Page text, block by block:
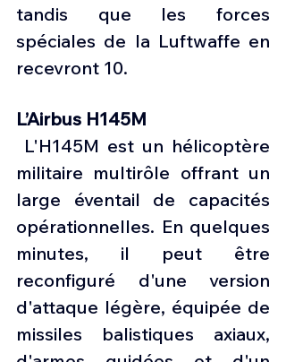
tandis que les forces
spéciales de la Luftwaffe en
recevront 10.
L’Airbus H145M
L'H145M est un hélicoptère
militaire multirôle offrant un
large éventail de capacités
opérationnelles. En quelques
minutes, il peut être
reconfiguré d'une version
d'attaque légère, équipée de
missiles balistiques axiaux,